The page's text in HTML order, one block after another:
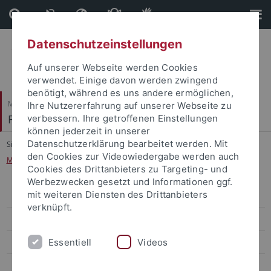
Direkt
zum
Inhalt
Direkt
zur
Fußleiste
Mathematisch-Naturwissenschaftliche Fakultät
Fachbereich Physik
Sie sind hier: Startseite
...
MEd Astronomie Erweiterungsfach Lehramt Gymnasium
BSc Physik
MSc Physik Trento-Tübingen
Datenschutzeinstellungen
Auf unserer Webseite werden Cookies
verwendet. Einige davon werden zwingend
benötigt, während es uns andere ermöglichen,
Ihre Nutzererfahrung auf unserer Webseite zu
verbessern. Ihre getroffenen Einstellungen
können jederzeit in unserer
Datenschutzerklärung bearbeitet werden. Mit
den Cookies zur Videowiedergabe werden auch
Cookies des Drittanbieters zu Targeting- und
Werbezwecken gesetzt und Informationen ggf.
mit weiteren Diensten des Drittanbieters
verknüpft.
Essentiell Videos